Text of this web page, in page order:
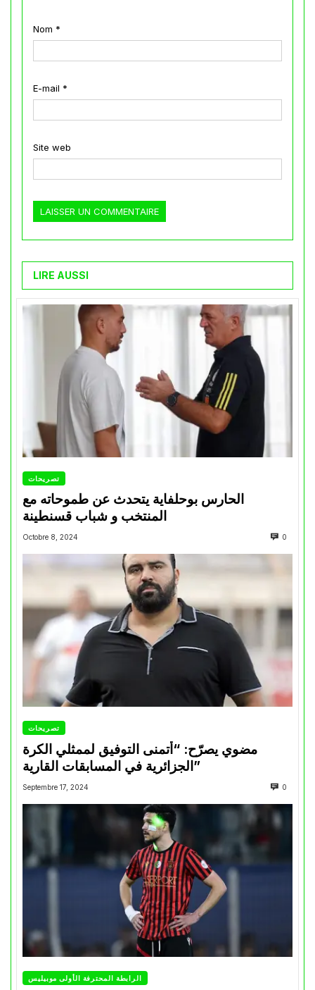
Nom *
E-mail *
Site web
LIRE AUSSI
تصريحات
الحارس بوحلفاية يتحدث عن طموحاته مع
المنتخب و شباب قسنطينة
Octobre 8, 2024 0
تصريحات
مضوي يصرّح: “أتمنى التوفيق لممثلي الكرة
الجزائرية في المسابقات القارية”
Septembre 17, 2024 0
الرابطة المحترفة الأولى موبيليس